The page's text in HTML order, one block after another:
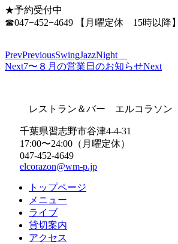
★予約受付中
☎︎047−452−4649 【月曜定休 15時以降】
PrevPreviousSwingJazzNight
Next7〜８月の営業日のお知らせNext
レストラン＆バー エルコラソン
千葉県習志野市谷津4-4-31
17:00〜24:00（月曜定休）
047-452-4649
elcorazon@wm-p.jp
トップページ
メニュー
ライブ
貸切案内
アクセス